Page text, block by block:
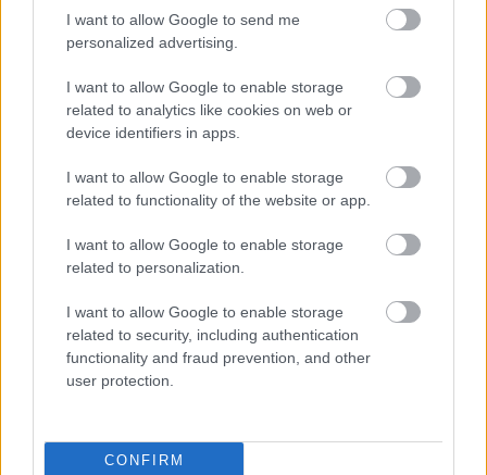
I want to allow Google to send me
personalized advertising.
I want to allow Google to enable storage
related to analytics like cookies on web or
device identifiers in apps.
I want to allow Google to enable storage
related to functionality of the website or app.
I want to allow Google to enable storage
related to personalization.
I want to allow Google to enable storage
related to security, including authentication
functionality and fraud prevention, and other
user protection.
CONFIRM
Viete, kedy použiť akú maltu? Spoznajte rozdiely, ktoré
vám ušetria čas v stavebninách aj pri práci
Ten článok mal takú výpovednú hodnotu ako učivo pre
3 ročník základnej školy. To fakt? AI alebo nejaka kniha
doba schnutia tak 15 minut , k tomu vodotesné s
kryštálikou. A rozdiel - schnutie a zretie. Nič?
vyrobíte pod 140 eur a je oveľa pohodlnejšie!
Žiadne čapovanie alebo zadlabávanie, všetko len na
čínske skrutky. Alternatíva slovenskej IKEI - čo sa týka
pevnosti. Autor si nedal veľa námahy s remeselným
spracovaním, škoda. No lepšie než ten odpad z DTD
predávaný v Kauflande alebo Lídli.
Nenechajte stromy divoko zarásť! Júlový rez, ktorý
rozhodne o úrode
V sobotnej relácii pre záhradkárov , 11.7.2026 na stanici
záhradkárov pán Jakubech tvrdil, že to, že vlky sú
neproduktívne , nie je pravda. Aj vlky je možné použiť
ZÁHRADA